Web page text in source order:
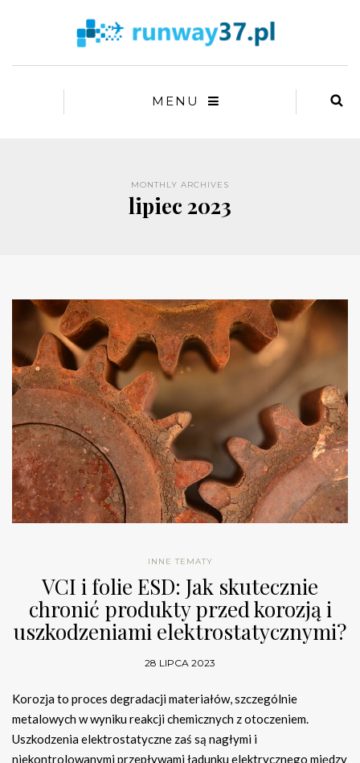
MENU
MONTHLY ARCHIVES
lipiec 2023
INNE TEMATY
VCI i folie ESD: Jak skutecznie
chronić produkty przed korozją i
uszkodzeniami elektrostatycznymi?
28 LIPCA 2023
Korozja to proces degradacji materiałów, szczególnie
metalowych w wyniku reakcji chemicznych z otoczeniem.
Uszkodzenia elektrostatyczne zaś są nagłymi i
niekontrolowanymi przepływami ładunku elektrycznego między